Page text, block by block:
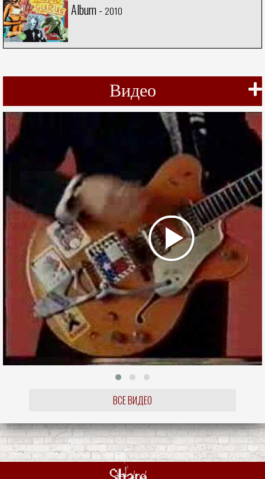
Album - 2010
Видео
ВСЕ ВИДЕО